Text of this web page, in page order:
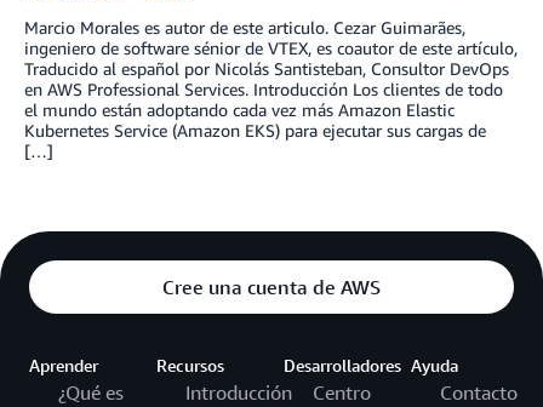
Marcio Morales es autor de este articulo. Cezar Guimarães,
ingeniero de software sénior de VTEX, es coautor de este artículo,
Traducido al español por Nicolás Santisteban, Consultor DevOps
en AWS Professional Services. Introducción Los clientes de todo
el mundo están adoptando cada vez más Amazon Elastic
Kubernetes Service (Amazon EKS) para ejecutar sus cargas de
[…]
Cree una cuenta de AWS
Aprender
¿Qué es
Recursos
Introducción
Desarrolladores
Centro
Ayuda
Contacto